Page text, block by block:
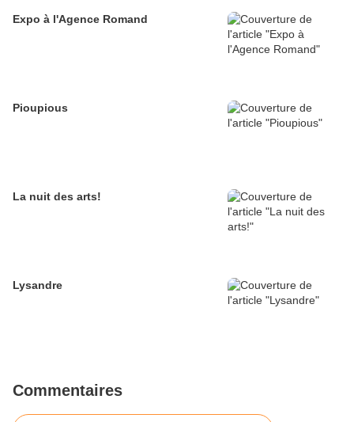
Expo à l'Agence Romand
Pioupious
La nuit des arts!
Lysandre
Commentaires